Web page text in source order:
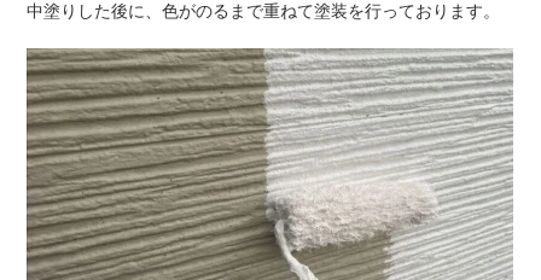
中塗りした後に、色がのるまで重ねて塗装を行っております。